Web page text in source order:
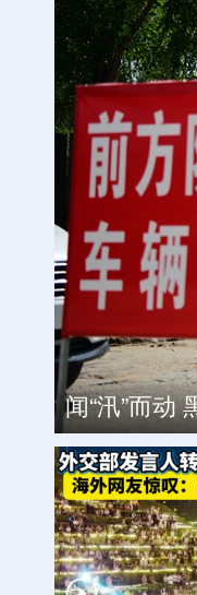
工银私人银
我国最北高
闻“汛”而动
我国